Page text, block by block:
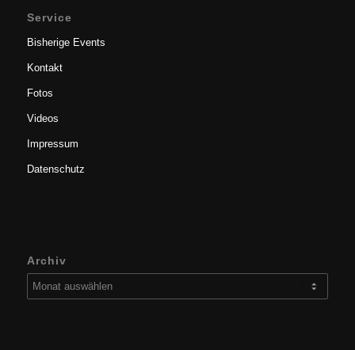
Service
Bisherige Events
Kontakt
Fotos
Videos
Impressum
Datenschutz
Archiv